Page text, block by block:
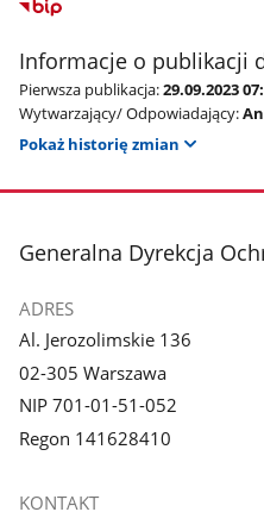
Informacje o publikacji
Pierwsza publikacja:29.09.2023
Wytwarzający/ Odpowiadający:
Pokaż historię zmian
stopka
Generalna Dyrekcja
ADRES
Al. Jerozolimskie 136
02-305 Warszawa
NIP 701-01-51-052
Regon 141628410
KONTAKT